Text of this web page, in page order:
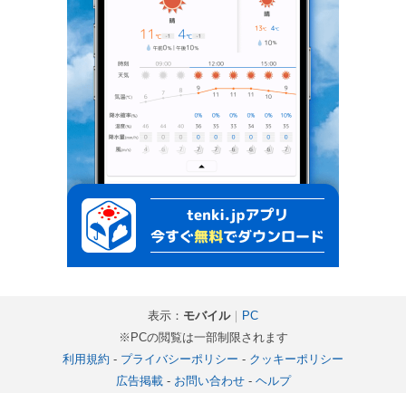
表示： モバイル｜ PC
※PCの閲覧は一部制限されます
利用規約 - プライバシーポリシー - クッキーポリシー
広告掲載- お問い合わせ- ヘルプ